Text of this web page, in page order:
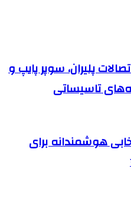
پلیران، سوپر پایپ و
تاسیساتی
هوشمندانه برای